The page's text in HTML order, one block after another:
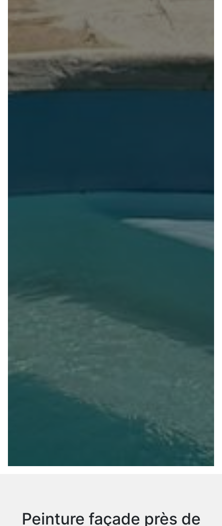
Peinture façade près de